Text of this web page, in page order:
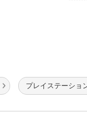
プレイステーショ